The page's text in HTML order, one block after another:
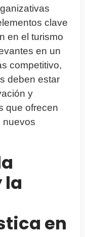
clave
en el turismo
en un
competitivo,
deben estar
y
que ofrecen
nuevos
la
en